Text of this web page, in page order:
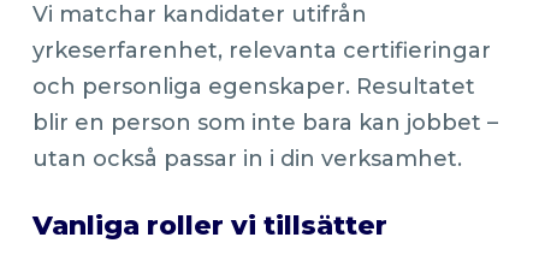
Vi matchar kandidater utifrån
yrkeserfarenhet, relevanta certifieringar
och personliga egenskaper. Resultatet
blir en person som inte bara kan jobbet –
utan också passar in i din verksamhet.
Vanliga roller vi tillsätter